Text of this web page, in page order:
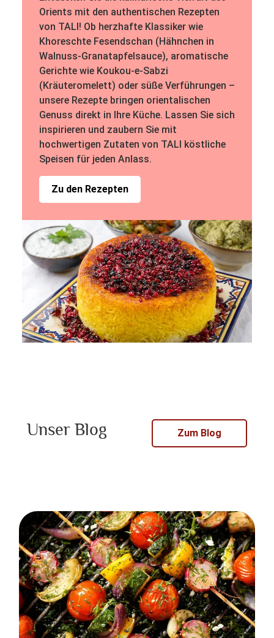
Orients mit den authentischen Rezepten
von TALI! Ob herzhafte Klassiker wie
Khoreschte Fesendschan (Hähnchen in
Walnuss-Granatapfelsauce), aromatische
Gerichte wie Koukou-e-Sabzi
(Kräuteromelett) oder süße Verführungen –
unsere Rezepte bringen orientalischen
Genuss direkt in Ihre Küche. Lassen Sie sich
inspirieren und zaubern Sie mit
hochwertigen Zutaten von TALI köstliche
Speisen für jeden Anlass.
Zu den Rezepten
Unser Blog Zum Blog